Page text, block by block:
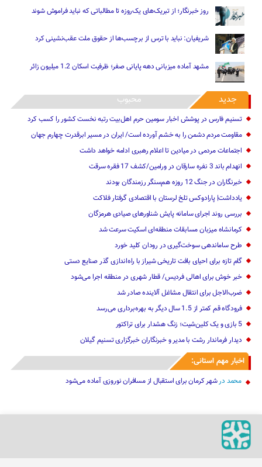
روز خبرنگار؛ از تبریک‌های یک‌روزه تا مطالباتی که نباید فراموش شوند
شریفیان: نباید با ترس از برچسب‌ها از حقوق ملت عقب‌نشینی کرد
مشهد آماده میزبانی دهه پایانی صفر؛ ظرفیت اسکان 1.2 میلیون زائر
جدید محبوب
تسنیم فارس در پوشش اخبار سومین حرم اهل‌بیت رتبه نخست کشور را کسب کرد
مقاومت مردم دشمن را به خشم آورده است/ ایران در مسیر ابرقدرت چهارم جهان
اجتماعات مردمی در میادین تا اعلام رهبری ادامه خواهد داشت
انهدام باند 3 نفره سارقان در ورامین/کشف 17 فقره سرقت
خبرنگاران در جنگ 12 روزه هم‌سنگر رزمندگان بودند
یادداشت| پارادوکس تلخ لرستان با اقتصادی گرفتار فلاکت
بررسی روند اجرای سامانه پایش شناورهای صیادی هرمزگان
کرمانشاه میزبان مسابقات منطقه‌ای اسکیت سرعت شد
طرح ساماندهی سوخت‌گیری در رودان کلید خورد
گام تازه برای احیای بافت تاریخی شیراز با راه‌اندازی گذر صنایع دستی
خبر خوش برای اهالی‌ ‌فردیس/ قطار شهری در منطقه اجرا می‌شود
ضرب‌الاجل برای انتقال مشاغل آلاینده صادر شد
فرودگاه قم کمتر از 1.5 سال دیگر به بهره‌برداری می‌رسد
5 بازی و یک کلین‌شیت؛ زنگ هشدار برای تراکتور
دیدار فرماندار رشت با مدیر و خبرنگاران خبرگزاری تسنیم گیلان
اخبار مهم استانی:
محمد درشهر کرمان برای استقبال از مسافران نوروزی آماده می‌شود